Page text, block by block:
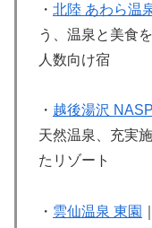
・ 北陸 あわら温
う、温泉と美食
人数向け宿
・ 越後湯沢
天然温泉、充実
たリゾート
・ 雲仙温泉 東園